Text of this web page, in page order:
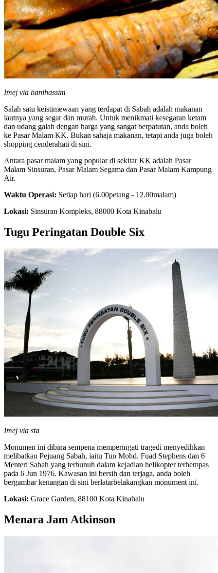
Imej via banihassim
Salah satu keistimewaan yang terdapat di Sabah adalah makanan
lautnya yang segar dan murah. Untuk menikmati kesegaran ketam
dan udang galah dengan harga yang sangat berpatutan, anda boleh
ke Pasar Malam KK. Bukan sahaja makanan, tetapi anda juga boleh
shopping cenderahati di sini.
Antara pasar malam yang popular di sekitar KK adalah Pasar
Malam Sinsuran, Pasar Malam Segama dan Pasar Malam Kampung
Air.
Waktu Operasi: Setiap hari (6.00petang - 12.00malam)
Lokasi: Sinsuran Kompleks, 88000 Kota Kinabalu
Tugu Peringatan Double Six
Imej via sta
Monumen ini dibina sempena memperingati tragedi menyedihkan
melibatkan Pejuang Sabah, iaitu Tun Mohd. Fuad Stephens dan 6
Menteri Sabah yang terbunuh dalam kejadian helikopter terhempas
pada 6 Jun 1976. Kawasan ini bersih dan terjaga, anda boleh
bergambar kenangan di sini berlatarbelakangkan monument ini.
Lokasi: Grace Garden, 88100 Kota Kinabalu
Menara Jam Atkinson